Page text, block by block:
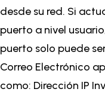
desde su red. Si
puerto a nivel
puerto solo puede
Correo Electrónico
como: Dirección IP